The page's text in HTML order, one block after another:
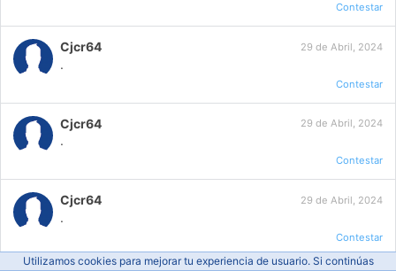
Contestar
Cjcr64 29 de Abril, 2024
.
Contestar
Cjcr64 29 de Abril, 2024
.
Contestar
Cjcr64 29 de Abril, 2024
.
Contestar
Utilizamos cookies para mejorar tu experiencia de usuario. Si continúas